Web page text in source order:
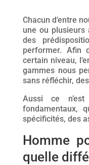
Chacun d’entre
une ou plusieurs
des
performer. Afin
certain niveau,
gammes nous
sans réfléchir,
Aussi ce
fondamentaux,
spécificités, des
Homme
quelle